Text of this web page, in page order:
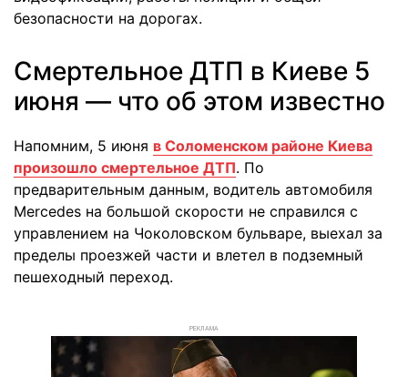
безопасности на дорогах.
Смертельное ДТП в Киеве 5
июня — что об этом известно
Напомним, 5 июня в Соломенском районе Киева
произошло смертельное ДТП. По
предварительным данным, водитель автомобиля
Mercedes на большой скорости не справился с
управлением на Чоколовском бульваре, выехал за
пределы проезжей части и влетел в подземный
пешеходный переход.
РЕКЛАМА